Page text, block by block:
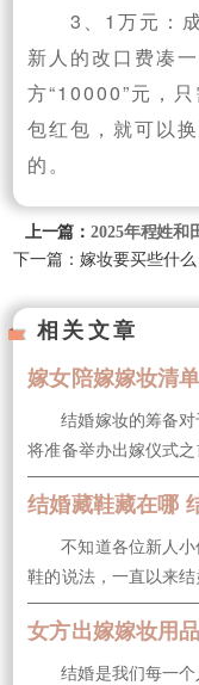
3、1万元：成
新人的改口费凑
方“10000”元，
包红包，就可以
的。
上一篇：2025年程姓和
下一篇：嫁妆要买些什
相关文章
嫁女陪嫁嫁妆清
结婚嫁妆的筹备
将准备举办出嫁仪式
结婚藏鞋藏在哪
不知道各位新人
鞋的说法，一直以来
女方出嫁嫁妆用
结婚是我们每一